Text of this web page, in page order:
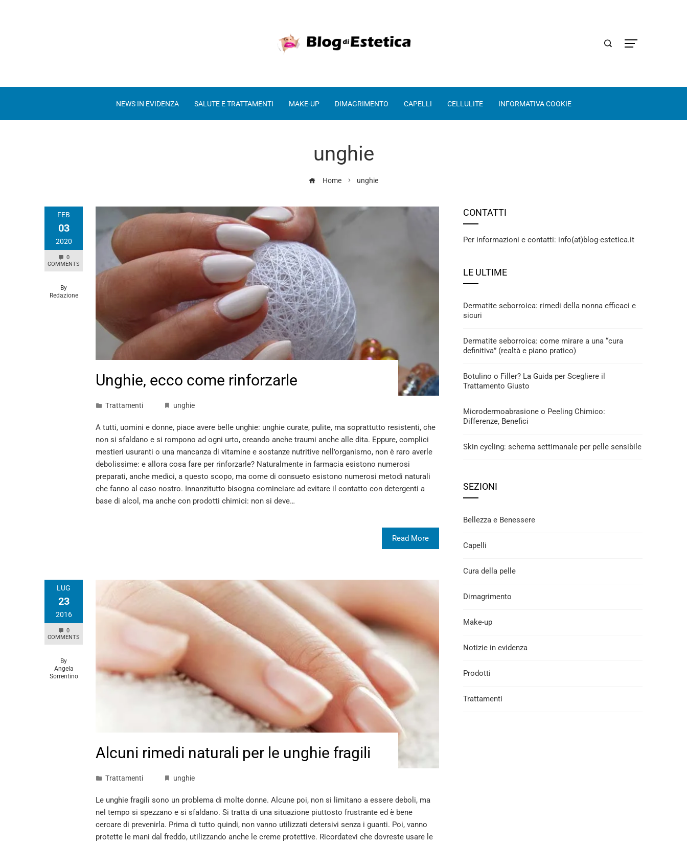
NEWS IN EVIDENZA SALUTE E TRATTAMENTI MAKE-UP DIMAGRIMENTO CAPELLI CELLULITE INFORMATIVA COOKIE
unghie
Home unghie
FEB
03
2020
0
COMMENTS
By
Redazione
Unghie, ecco come rinforzarle
Trattamenti unghie
A tutti, uomini e donne, piace avere belle unghie: unghie curate, pulite, ma soprattutto resistenti, che
non si sfaldano e si rompono ad ogni urto, creando anche traumi anche alle dita. Eppure, complici
mestieri usuranti o una mancanza di vitamine e sostanze nutritive nell’organismo, non è raro averle
debolissime: e allora cosa fare per rinforzarle? Naturalmente in farmacia esistono numerosi
preparati, anche medici, a questo scopo, ma come di consueto esistono numerosi metodi naturali
che fanno al caso nostro. Innanzitutto bisogna cominciare ad evitare il contatto con detergenti a
base di alcol, ma anche con prodotti chimici: non si deve…
Read More
LUG
23
2016
0
COMMENTS
By
Angela
Sorrentino
Alcuni rimedi naturali per le unghie fragili
Trattamenti unghie
Le unghie fragili sono un problema di molte donne. Alcune poi, non si limitano a essere deboli, ma
nel tempo si spezzano e si sfaldano. Si tratta di una situazione piuttosto frustrante ed è bene
cercare di prevenirla. Prima di tutto quindi, non vanno utilizzati detersivi senza i guanti. Poi, vanno
protette le mani dal freddo, utilizzando anche le creme protettive. Ricordatevi che dovreste usare le
CONTATTI
Per informazioni e contatti: info(at)blog-estetica.it
LE ULTIME
Dermatite seborroica: rimedi della nonna efficaci e
sicuri
Dermatite seborroica: come mirare a una “cura
definitiva” (realtà e piano pratico)
Botulino o Filler? La Guida per Scegliere il
Trattamento Giusto
Microdermoabrasione o Peeling Chimico:
Differenze, Benefici
Skin cycling: schema settimanale per pelle sensibile
SEZIONI
Bellezza e Benessere
Capelli
Cura della pelle
Dimagrimento
Make-up
Notizie in evidenza
Prodotti
Trattamenti